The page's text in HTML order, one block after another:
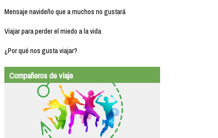
Mensaje navideño que a muchos no gustará
Viajar para perder el miedo a la vida
¿Por qué nos gusta viajar?
Compañeros de viaje